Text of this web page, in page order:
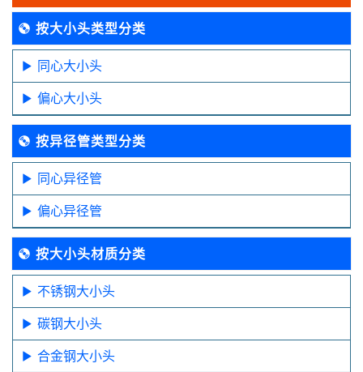
按大小头类型分类
同心大小头
偏心大小头
按异径管类型分类
同心异径管
偏心异径管
按大小头材质分类
不锈钢大小头
碳钢大小头
合金钢大小头